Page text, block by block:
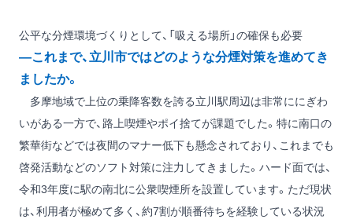
公平な分煙環境づくりとして、「吸える場所」の確保も必要
―これまで、立川市ではどのような分煙対策を進めてき
ましたか。
多摩地域で上位の乗降客数を誇る立川駅周辺は非常ににぎわ
いがある一方で、路上喫煙やポイ捨てが課題でした。特に南口の
繁華街などでは夜間のマナー低下も懸念されており、これまでも
啓発活動などのソフト対策に注力してきました。ハード面では、
令和3年度に駅の南北に公衆喫煙所を設置しています。ただ現状
は、利用者が極めて多く、約7割が順番待ちを経験している状況